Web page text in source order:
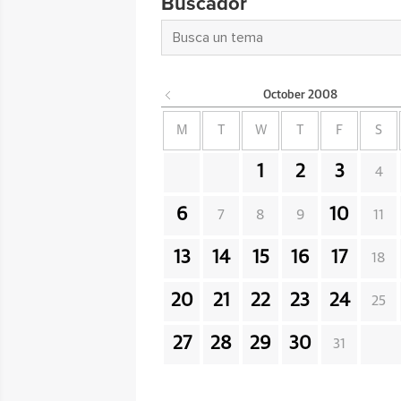
Buscador
October 2008
M W F S
1 2 3 4
6 7 8 9 10 11
13 14 15 16 17 18
20 21 22 23 24 25
27 28 29 30 31